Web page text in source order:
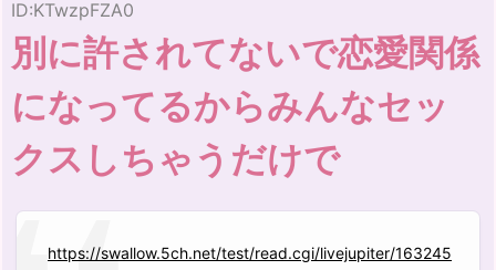
ID:KTwzpFZA0
別に許されてないで恋愛関係
になってるからみんなセッ
クスしちゃうだけで
https://swallow.5ch.net/test/read.cgi/livejupiter/163245